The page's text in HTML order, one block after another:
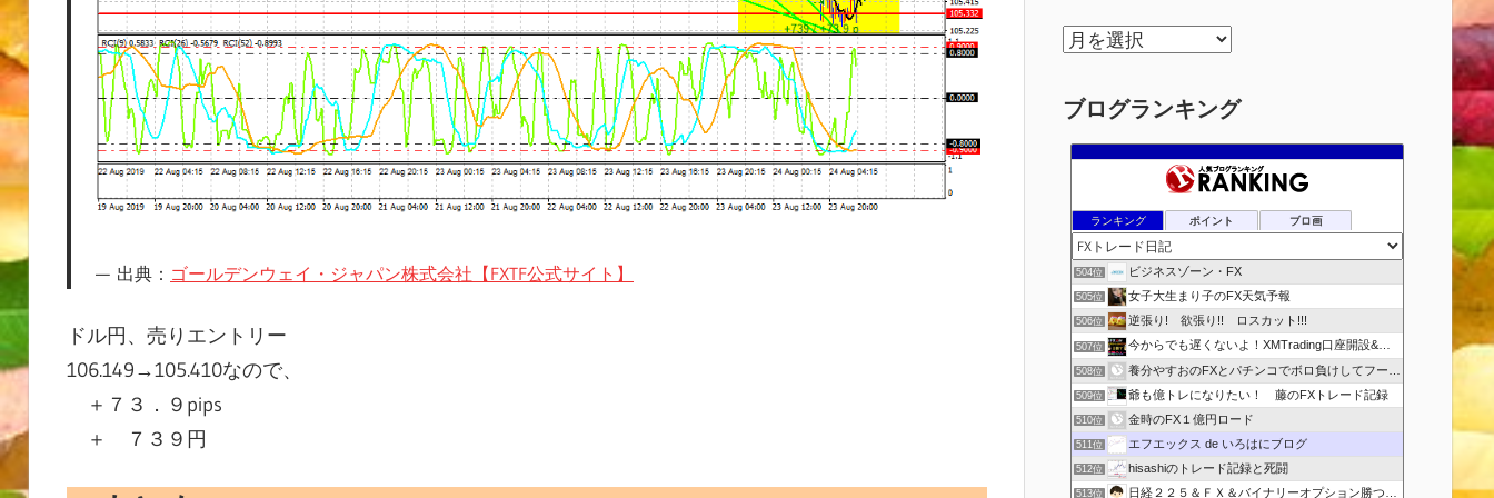
出典： ゴールデンウェイ・ジャパン株式会社【FXTF公式サイト】
ドル円、売りエントリー
106.149→105.410なので、
＋７３．９pips
＋ ７３９円
ア
カ
ブ
ブログランキング
ランキング ポイント ブロ画
504位 ビジネスゾーン・FX
505位 女子大生まり子のFX天気予報
506位 逆張り! 欲張り!! ロスカット!!!
507位 今からでも遅くないよ！XMTrading口座開設&攻略ブログ
508位 養分やすおのFXとパチンコでボロ負けしてフーゾクへ
509位 爺も億トレになりたい！ 藤のFXトレード記録
510位 金時のFX１億円ロード
511位 エフエックス de いろはにブログ
512位 hisashiのトレード記録と死闘
513位 日経２２５＆ＦＸ＆バイナリーオプション勝つための